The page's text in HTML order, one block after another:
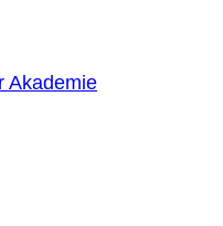
Akademie